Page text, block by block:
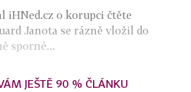
iHNed.cz o korupci čtěte
Janota se rázně vložil do
sporné...
JEŠTĚ 90 % ČLÁNKU